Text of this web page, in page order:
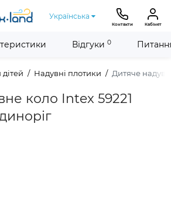
Українська
Контакти Кабінет
Надувні плотики Дитяче
коло Intex 59221
Відгуки 0